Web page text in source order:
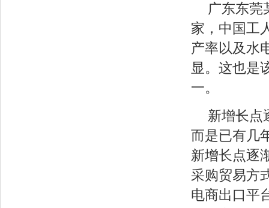
广东东莞
家，中国工
产率以及水
显。这也是
一。
新增长点
而是已有几
新增长点逐
采购贸易方
电商出口平